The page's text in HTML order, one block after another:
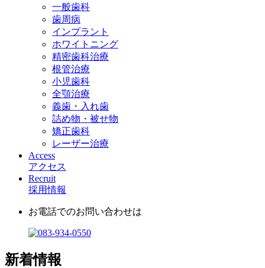
一般歯科
歯周病
インプラント
ホワイトニング
精密歯科治療
根管治療
小児歯科
全顎治療
義歯・入れ歯
詰め物・被せ物
矯正歯科
レーザー治療
Access
アクセス
Recruit
採用情報
お電話でのお問い合わせは
新着情報